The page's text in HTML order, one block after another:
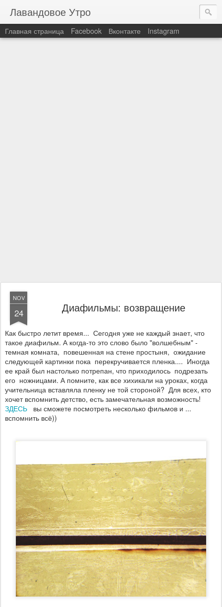
Лавандовое Утро
Главная страница Facebook Вконтакте Instagram
NOV
24 Диафильмы: возвращение
Как быстро летит время... Сегодня уже не каждый знает, что
такое диафильм. А когда-то это слово было "волшебным" -
темная комната, повешенная на стене простыня, ожидание
следующей картинки пока перекручивается пленка.... Иногда
ее край был настолько потрепан, что приходилось подрезать
его ножницами. А помните, как все хихикали на уроках, когда
учительница вставляла пленку не той стороной? Для всех, кто
хочет вспомнить детство, есть замечательная возможность!
ЗДЕСЬ
вы сможете посмотреть несколько фильмов и ...
вспомнить всё))